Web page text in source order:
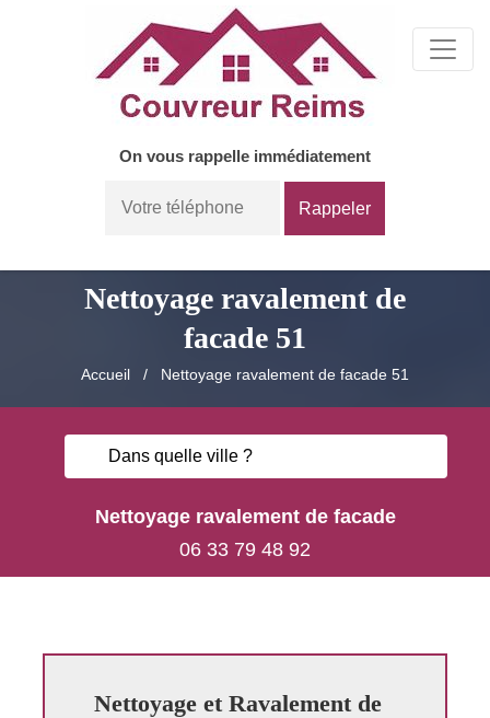
On vous rappelle immédiatement
Nettoyage ravalement de
facade 51
Accueil Nettoyage ravalement de facade 51
Nettoyage ravalement de facade
06 33 79 48 92
Nettoyage et Ravalement de